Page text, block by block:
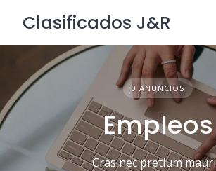
content
Clasificados J&R
0 ANUNCIOS
Empleos
Cras nec pretium